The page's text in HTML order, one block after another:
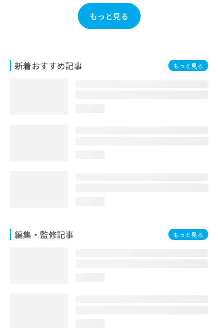
もっと見る
新着おすすめ記事 もっと見る
編集・監修記事 もっと見る
は